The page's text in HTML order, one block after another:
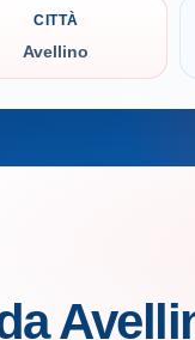
CITTÀ
Avellino